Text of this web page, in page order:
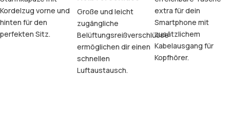
Kordelzug vorne und
hinten für den
perfekten Sitz.
Große und leicht
zugängliche
Belüftungsreißverschlüsse
ermöglichen dir einen
schnellen
Luftaustausch.
extra für dein
Smartphone mit
zusätzlichem
Kabelausgang für
Kopfhörer.